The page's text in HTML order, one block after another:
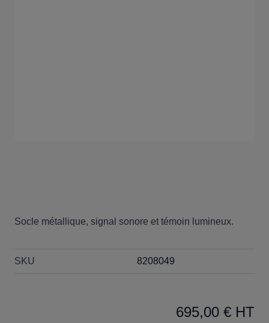
Socle métallique, signal sonore et témoin lumineux.
SKU 8208049
695,00 € HT